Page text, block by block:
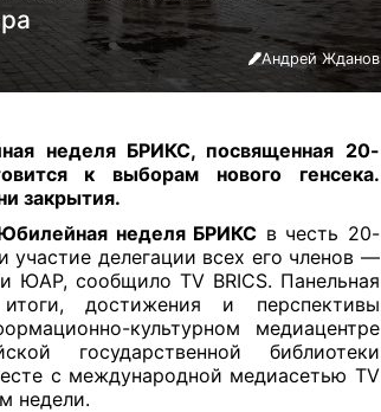
Андрей Жданов
неделя БРИКС, посвященная 20-
к выборам нового генсека.
закрытия.
неделя БРИКС в честь 20-
участие делегации всех его членов —
ЮАР, сообщило TV BRICS. Панельная
достижения и перспективы
культурном медиацентре
государственной библиотеки
с международной медиасетью TV
недели.